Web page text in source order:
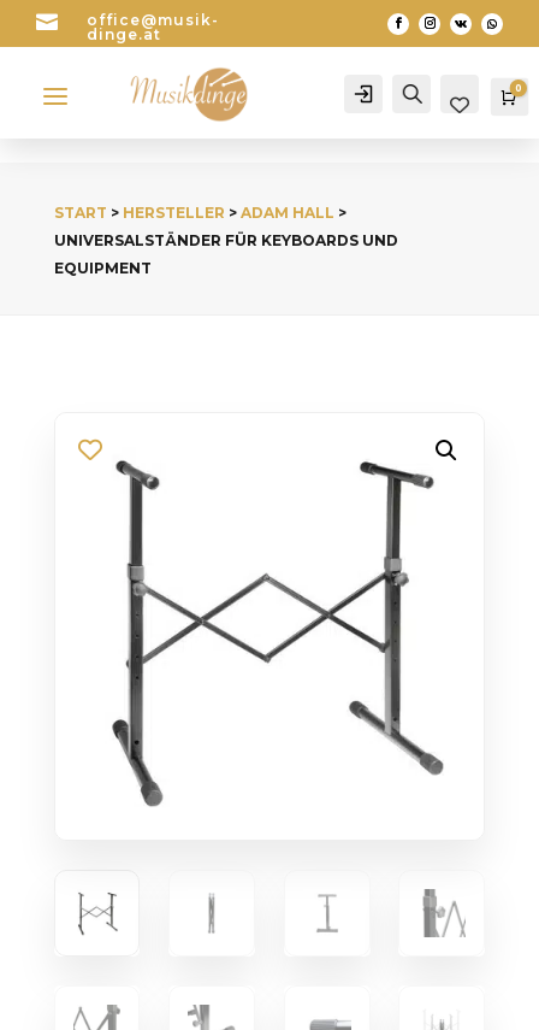

office@musik-
dinge.at
a Account Search 0
START > HERSTELLER > ADAM HALL >
UNIVERSALSTÄNDER FÜR KEYBOARDS UND
EQUIPMENT